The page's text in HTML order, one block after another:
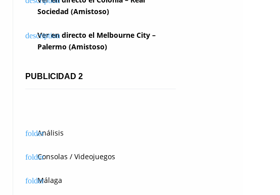
Sociedad (Amistoso)
Ver en directo el Melbourne City –
Palermo (Amistoso)
PUBLICIDAD 2
Análisis
Consolas / Videojuegos
Málaga